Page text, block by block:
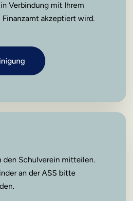
Verbindung mit Ihrem
Finanzamt akzeptiert wird.
den Schulverein mitteilen.
an der ASS bitte